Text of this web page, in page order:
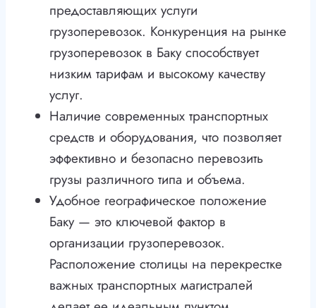
предоставляющих услуги
грузоперевозок. Конкуренция на рынке
грузоперевозок в Баку способствует
низким тарифам и высокому качеству
услуг.
Наличие современных транспортных
средств и оборудования, что позволяет
эффективно и безопасно перевозить
грузы различного типа и объема.
Удобное географическое положение
Баку — это ключевой фактор в
организации грузоперевозок.
Расположение столицы на перекрестке
важных транспортных магистралей